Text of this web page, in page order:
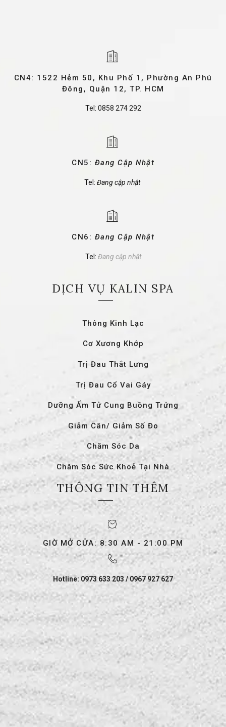
CN4: 1522 Hẻm 50, Khu Phố 1, Phường An Phú
Đông, Quận 12, TP. HCM
Tel: 0858 274 292
CN5: Đang Cập Nhật
Tel: Đang cập nhật
CN6: Đang Cập Nhật
Tel: Đang cập nhật
DỊCH VỤ KALIN SPA
Thông Kinh Lạc
Cơ Xương Khớp
Trị Đau Thắt Lưng
Trị Đau Cổ Vai Gáy
Dưỡng Ấm Tử Cung Buồng Trứng
Giảm Cân/ Giảm Số Đo
Chăm Sóc Da
Chăm Sóc Sức Khoẻ Tại Nhà
THÔNG TIN THÊM
GIỜ MỞ CỬA: 8:30 AM - 21:00 PM
Hotline: 0973 633 203 / 0967 927 627